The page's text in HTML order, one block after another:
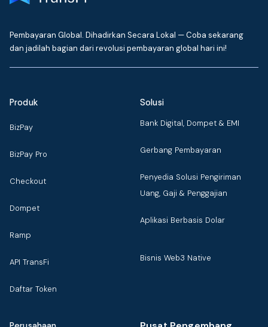
Pembayaran Global. Dihadirkan Secara Lokal — Coba sekarang
dan jadilah bagian dari revolusi pembayaran global hari ini!
Produk
BizPay
BizPay Pro
Checkout
Dompet
Ramp
API TransFi
Daftar Token
Solusi
Bank Digital, Dompet & EMI
Gerbang Pembayaran
Penyedia Solusi Pengiriman
Uang, Gaji & Penggajian
Aplikasi Berbasis Dolar
Bisnis Web3 Native